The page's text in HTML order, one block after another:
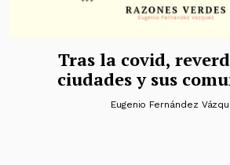
Tras la covid,
ciudades y sus
Eugenio Fernández